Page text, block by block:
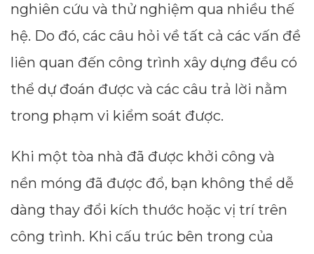
nghiên cứu và thử nghiệm qua nhiều thế
hệ. Do đó, các câu hỏi về tất cả các vấn đề
liên quan đến công trình xây dựng đều có
thể dự đoán được và các câu trả lời nằm
trong phạm vi kiểm soát được.
Khi một tòa nhà đã được khởi công và
nền móng đã được đổ, bạn không thể dễ
dàng thay đổi kích thước hoặc vị trí trên
công trình. Khi cấu trúc bên trong của